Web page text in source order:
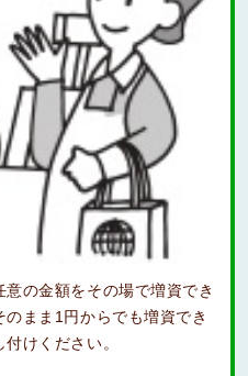
の金額をその場で増資でき
のまま1円からでも増資でき
けください。